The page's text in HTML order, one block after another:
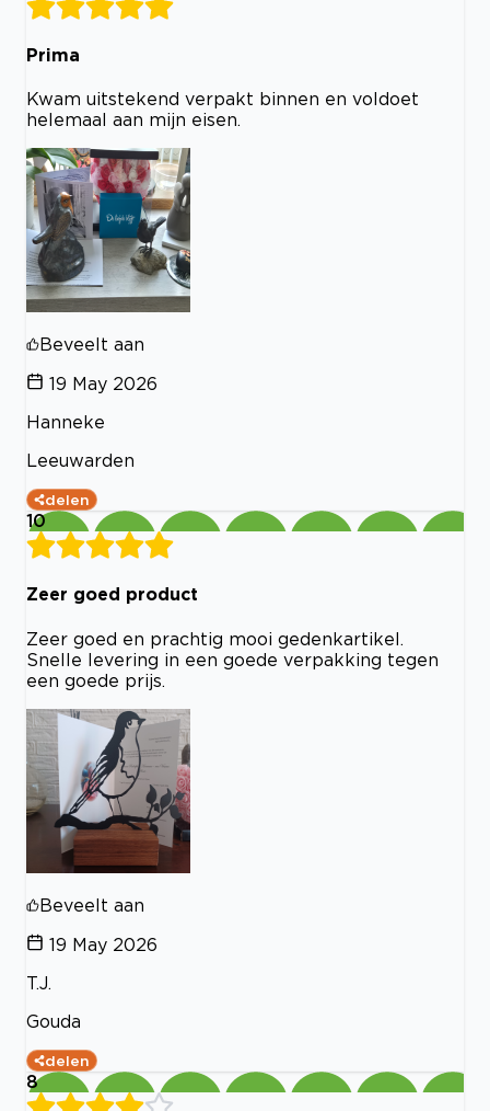
Prima
Kwam uitstekend verpakt binnen en voldoet
helemaal aan mijn eisen.
Beveelt aan
19 May 2026
Hanneke
Leeuwarden
delen
10
Zeer goed product
Zeer goed en prachtig mooi gedenkartikel.
Snelle levering in een goede verpakking tegen
een goede prijs.
Beveelt aan
19 May 2026
T.J.
Gouda
delen
8